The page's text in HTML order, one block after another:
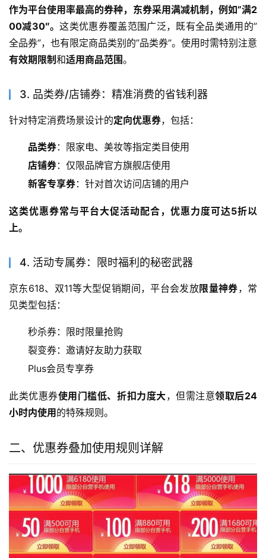
作为平台使用率最高的券种，东券采用满减机制，例如”满2
00减30″。这类优惠券覆盖范围广泛，既有全品类通用的”
全品券”，也有限定商品类别的”品类券”。使用时需特别注意
有效期限制和适用商品范围。
3. 品类券/店铺券：精准消费的省钱利器
针对特定消费场景设计的定向优惠券，包括：
品类券：限家电、美妆等指定类目使用
店铺券：仅限品牌官方旗舰店使用
新客专享券：针对首次访问店铺的用户
这类优惠券常与平台大促活动配合，优惠力度可达5折以
上。
4. 活动专属券：限时福利的秘密武器
京东618、双11等大型促销期间，平台会发放限量神券，常
见类型包括：
秒杀券：限时限量抢购
裂变券：邀请好友助力获取
Plus会员专享券
此类优惠券使用门槛低、折扣力度大，但需注意领取后24
小时内使用的特殊规则。
二、优惠券叠加使用规则详解